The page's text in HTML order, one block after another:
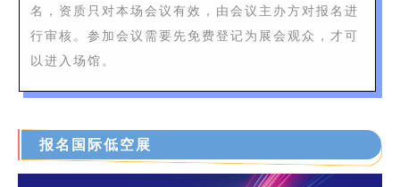
名，资质只对本场会议有效，由会议主办方对报名进
行审核。参加会议需要先免费登记为展会观众，才可
以进入场馆。
报名国际低空展